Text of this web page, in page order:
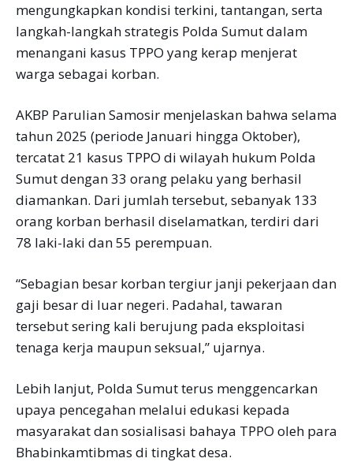
mengungkapkan kondisi terkini, tantangan, serta
langkah-langkah strategis Polda Sumut dalam
menangani kasus TPPO yang kerap menjerat
warga sebagai korban.
AKBP Parulian Samosir menjelaskan bahwa selama
tahun 2025 (periode Januari hingga Oktober),
tercatat 21 kasus TPPO di wilayah hukum Polda
Sumut dengan 33 orang pelaku yang berhasil
diamankan. Dari jumlah tersebut, sebanyak 133
orang korban berhasil diselamatkan, terdiri dari
78 laki-laki dan 55 perempuan.
“Sebagian besar korban tergiur janji pekerjaan dan
gaji besar di luar negeri. Padahal, tawaran
tersebut sering kali berujung pada eksploitasi
tenaga kerja maupun seksual,” ujarnya.
Lebih lanjut, Polda Sumut terus menggencarkan
upaya pencegahan melalui edukasi kepada
masyarakat dan sosialisasi bahaya TPPO oleh para
Bhabinkamtibmas di tingkat desa.